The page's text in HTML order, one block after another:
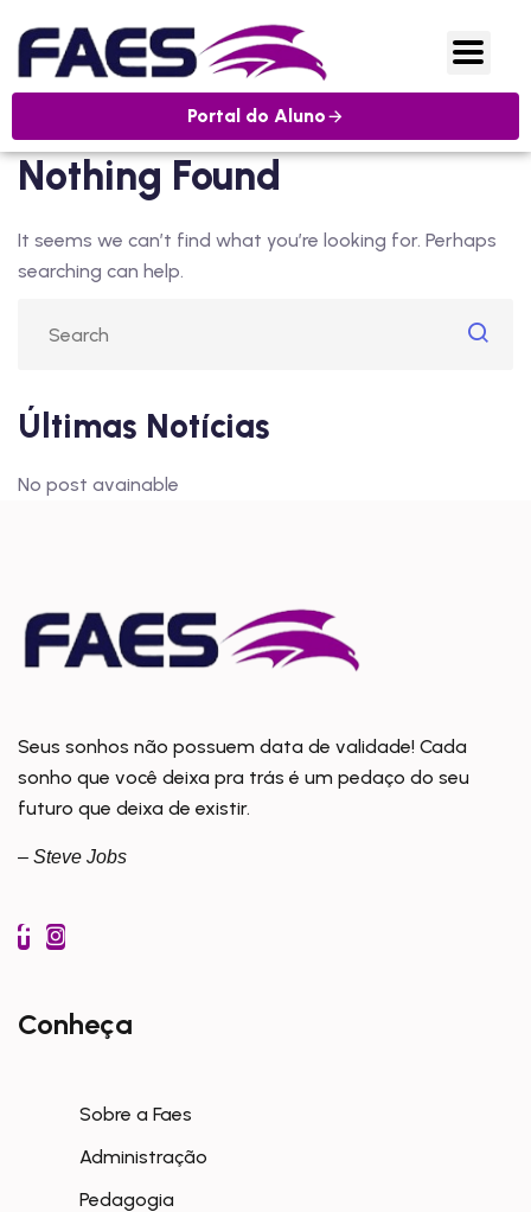
Portal do Aluno
Nothing Found
It seems we can’t find what you’re looking for. Perhaps
searching can help.
Últimas Notícias
No post avainable
Seus sonhos não possuem data de validade! Cada
sonho que você deixa pra trás é um pedaço do seu
futuro que deixa de existir.
– Steve Jobs
Conheça
Sobre a Faes
Administração
Pedagogia